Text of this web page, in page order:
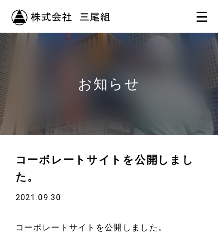
お知らせ
コーポレートサイトを公開しまし
た。
2021.09.30
コーポレートサイトを公開しました。